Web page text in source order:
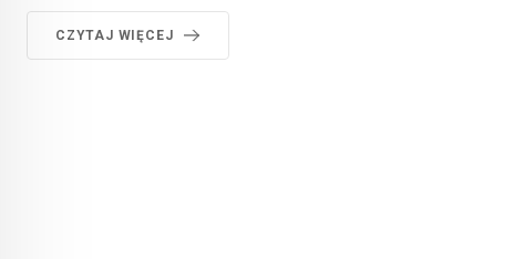
CZYTAJ WIĘCEJ